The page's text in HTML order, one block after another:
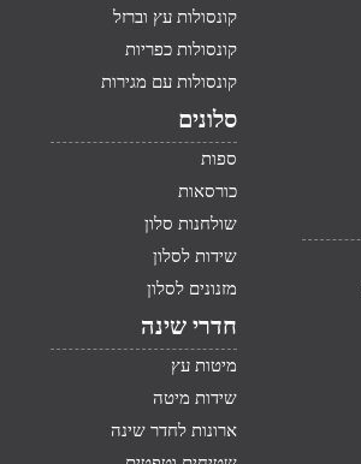
קונסולות עץ וברזל
קונסולות כפריות
קונסולות עם מגירות
סלונים
ספות
כורסאות
שולחנות סלון
שידות לסלון
מזנונים לסלון
חדרי שינה
מיטות עץ
שידות מיטה
ארונות לחדר שינה